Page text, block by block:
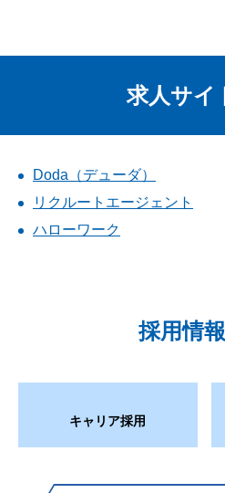
求人サイ
Doda（デューダ）
リクルートエージェント
ハローワーク
採用情
キャリア採用